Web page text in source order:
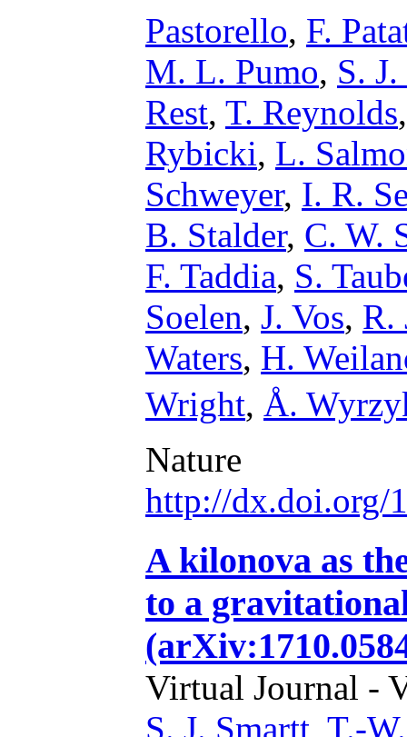
Pastorello, F.
M. L. Pumo, S.
Rest, T. Reynolds
Rybicki, L.
Schweyer, I. R.
B. Stalder, C. W.
F. Taddia, S.
Soelen, J. Vos, R.
Waters, H.
Wright, Å.
Nature
http://dx.doi.org/
A kilonova as
to a
Virtual Journal -
S. J. Smartt T.-